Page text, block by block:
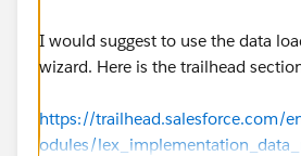
I would suggest to use the data
wizard. Here is the trailhead
https://trailhead.salesforce.com/
odules/